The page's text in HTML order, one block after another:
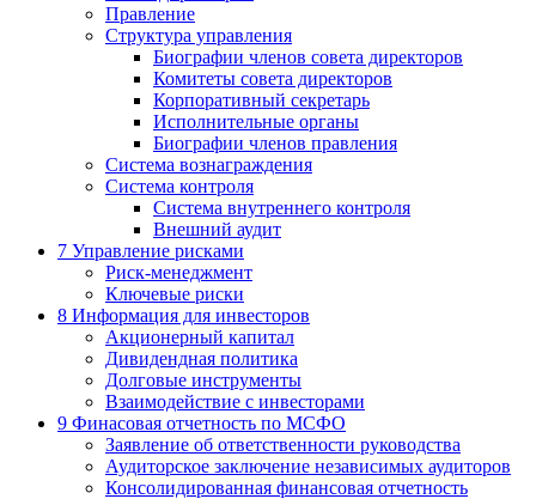
Правление
Структура управления
Биографии членов совета директоров
Комитеты совета директоров
Корпоративный секретарь
Исполнительные органы
Биографии членов правления
Система вознаграждения
Система контроля
Система внутреннего контроля
Внешний аудит
7 Управление рисками
Риск-менеджмент
Ключевые риски
8 Информация для инвесторов
Акционерный капитал
Дивидендная политика
Долговые инструменты
Взаимодействие с инвеcторами
9 Финасовая отчетность по МСФО
Заявление об ответственности руководства
Аудиторское заключение независимых аудиторов
Консолидированная финансовая отчетность